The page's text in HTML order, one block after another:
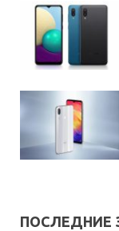
ПОСЛЕДНИЕ